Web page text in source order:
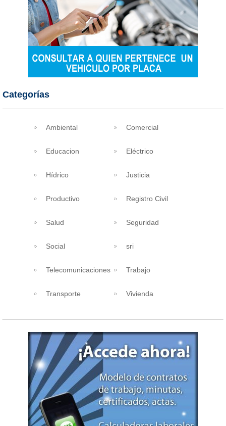
Categorías
Ambiental Comercial
Educacion Eléctrico
Hídrico Justicia
Productivo Registro Civil
Salud Seguridad
Social sri
Telecomunicaciones Trabajo
Transporte Vivienda